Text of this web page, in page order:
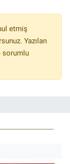
etmiş
Yazılan
sorumlu